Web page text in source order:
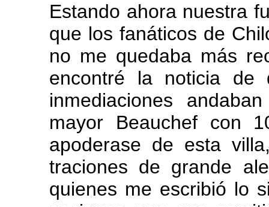
Estando ahora nuestra
que los fanáticos de
no me quedaba más
encontré la noticia de
inmediaciones
mayor Beauchef con
apoderase de esta
traciones de grande
quienes me escribió lo